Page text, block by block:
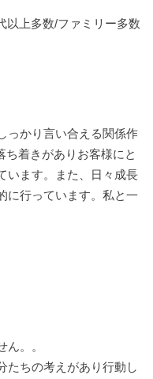
以上多数/ファミリー多数
っかり言い合える関係作
ち着きがありお客様にと
います。また、日々成長
に行っています。私と一
ん。。
たちの考えがあり行動し